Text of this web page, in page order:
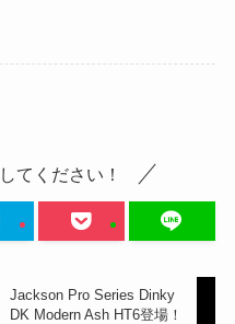
てください！
Jackson Pro Series Dinky
DK Modern Ash HT6登場！